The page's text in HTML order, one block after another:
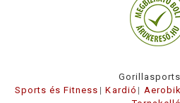
Sports és Fitness
Kardió Aerobik